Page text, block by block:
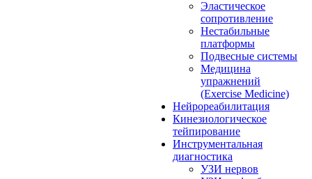
Эластическое
сопротивление
Нестабильные
платформы
Подвесные системы
Медицина
упражнений
(Exercise Medicine)
Нейрореабилитация
Кинезиологическое
тейпирование
Инструментальная
диагностика
УЗИ нервов